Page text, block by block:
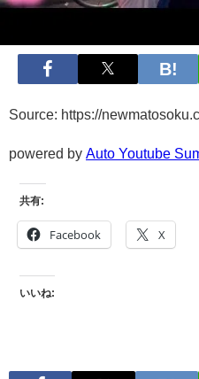
Source: https://
powered by Auto Youtube
共有:
Facebook X
いいね: